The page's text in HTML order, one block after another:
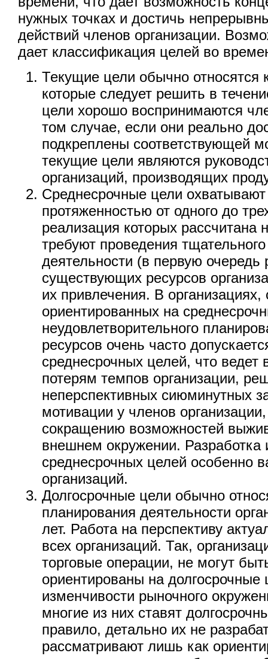
нужных точках и достичь
действий членов организации.
дает классификация целей во
Текущие цели обычно относятся
которые следует решить в
цели хорошо воспринимаются
том случае, если они реально
подкреплены соответствующей
текущие цели являются
организаций, производящих
Среднесрочные цели
протяженностью от одного до
реализация которых рассчитана
требуют проведения
деятельности (в первую
существующих ресурсов
их привлечения. В организациях,
ориентированных на
неудовлетворительного
ресурсов очень часто
среднесрочных целей, что ведет
потерям темпов организации,
неперспективных сиюминутных
мотивации у членов
сокращению возможностей
внешнем окружении. Разработка
среднесрочных целей особенно
организаций.
Долгосрочные цели обычно
планирования деятельности
лет. Работа на перспективу
всех организаций. Так,
торговые операции, не могут
ориентированы на долгосрочные
изменчивости рыночного
многие из них ставят
правило, детально их не
рассматривают лишь как